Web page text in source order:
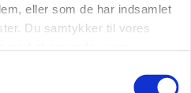
eller som de har indsamlet
Du samtykker til vores